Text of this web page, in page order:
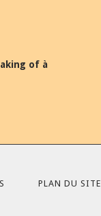
of à
PLAN DU SITE